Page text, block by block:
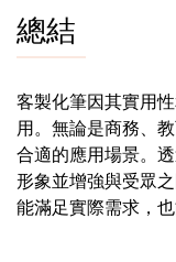
總結
客製化筆因其實用
用。無論是商務、
合適的應用場景。
形象並增強與受眾
能滿足實際需求，